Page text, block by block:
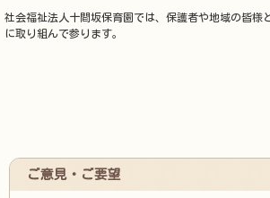
社会福祉法人十間坂保育園では、保護者や地域の皆
に取り組んで参ります。
ご意見・ご要望